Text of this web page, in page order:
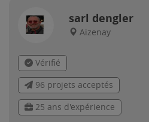
sarl dengler
Aizenay
Vérifié
96 projets acceptés
25 ans d'expérience